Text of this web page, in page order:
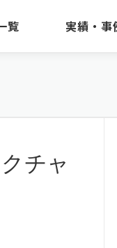
覧 実績・事
チャ